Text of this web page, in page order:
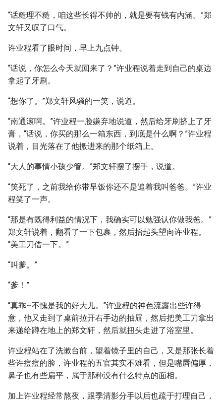
“话糙理不糙，咱这些长得不帅的，就是要有钱有内涵。”郑
文轩又叹了口气。
许业程看了眼时间，早上九点钟。
“话说，你怎么今天就回来了？”许业程说着走到自己的桌边
拿起了牙刷。
“想你了。”郑文轩风骚的一笑，说道。
“南通滚啊。”许业程一脸嫌弃地说道，然后给牙刷挤上了牙
膏，“话说，你买的那么一箱东西，到底是什么啊？”许业程
说着，目光落在了他搬进来的那个纸箱上。
“大人的事情小孩少管。”郑文轩摆了摆手，说道。
“笑死了，之前我给你带早饭你还不是追着我叫爸爸。”许业
程笑了一声。
“那是有既得利益的情况下，我确实可以勉强认你做我爸。”
郑文轩说着，翻看了一下包裹，然后抬起头望向许业程。
“美工刀借一下。”
“叫爹。”
“爹！”
“真乖~不愧是我的好大儿。”许业程的神色流露出些许得
意，他又走到了桌前拉开右手边的抽屉，然后把美工刀拿出
来递给蹲在地上的郑文轩，然后就扭头走进了浴室里。
许业程站在了洗漱台前，望着镜子里的自己，又是那张长着
些许痘痘的脸，许业程的五官其实不难看，但是嘴唇偏厚，
鼻子也有些扁平，属于那种没有什么特点的面相。
加上许业程经常熬夜，跟季清影分手以后也疏于打理自己，